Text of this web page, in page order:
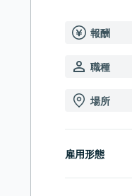
報酬
職種
場所
雇用形態